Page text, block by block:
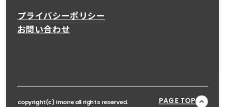
プライバシーポリシー
お問い合わせ
copyright(c) imone all rights reserved. PAGE TOP